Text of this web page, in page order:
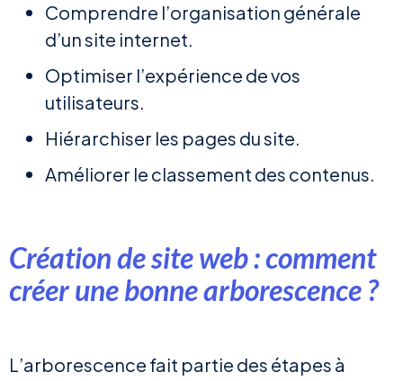
Comprendre l’organisation générale
d’un site internet.
Optimiser l’expérience de vos
utilisateurs.
Hiérarchiser les pages du site.
Améliorer le classement des contenus.
Création de site web : comment
créer une bonne arborescence ?
L’arborescence fait partie des étapes à